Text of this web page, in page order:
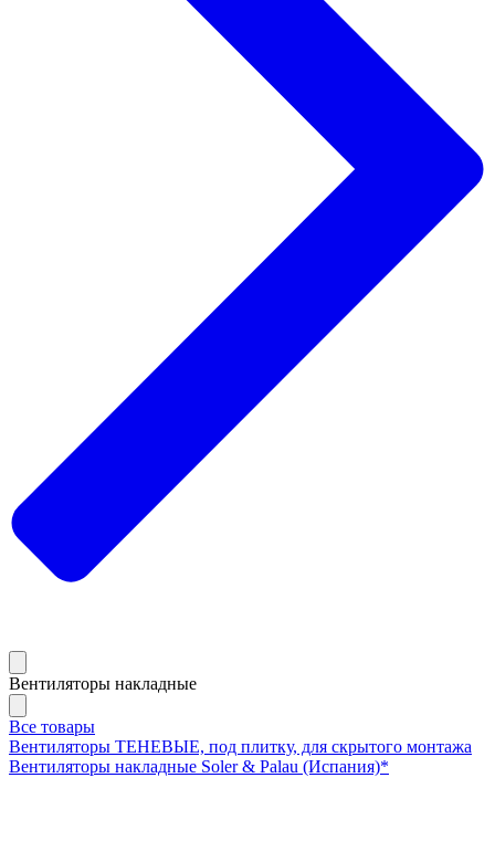
Вентиляторы накладные
Все товары
Вентиляторы ТЕНЕВЫЕ, под плитку, для скрытого монтажа
Вентиляторы накладные Soler & Palau (Испания)*